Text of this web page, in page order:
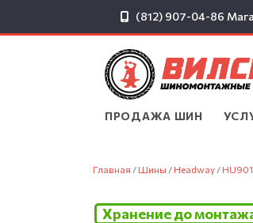
(812) 907-04-86
ПРОДАЖА ШИН
Главная / Шины / Headway / HU901
Хранение до